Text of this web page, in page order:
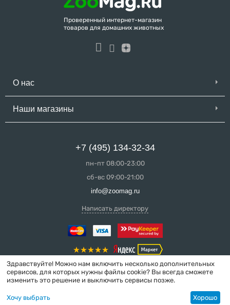
Проверенный интернет-магазин
товаров для домашних животных
О нас
Наши магазины
+7 (495) 134-32-34
пн-пт 08:00-23:00
сб-вс 09:00-21:00
info@zoomag.ru
Написать директору
Интернет-магазин сделан в вебстудии
MakeShop.pro
Здравствуйте! Можно нам включить несколько дополнительных
сервисов, для которых нужны файлы cookie? Вы всегда сможете
изменить это решение и выключить сервисы позже.
Хочу выбрать Хорошо